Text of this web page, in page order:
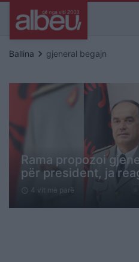
Ballina keyboard_arrow_right gjeneral begajn
Rama propozoi
për president, ja
schedule 4 vit me parë